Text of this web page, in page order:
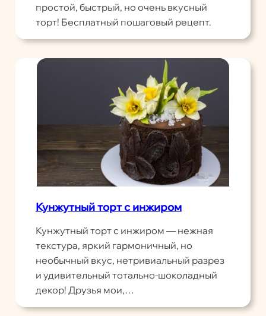
простой, быстрый, но очень вкусный
торт! Бесплатный пошаговый рецепт.
Кунжутный торт с инжиром
Кунжутный торт с инжиром — нежная
текстура, яркий гармоничный, но
необычный вкус, нетривиальный разрез
и удивительный тотально-шоколадный
декор! Друзья мои,…